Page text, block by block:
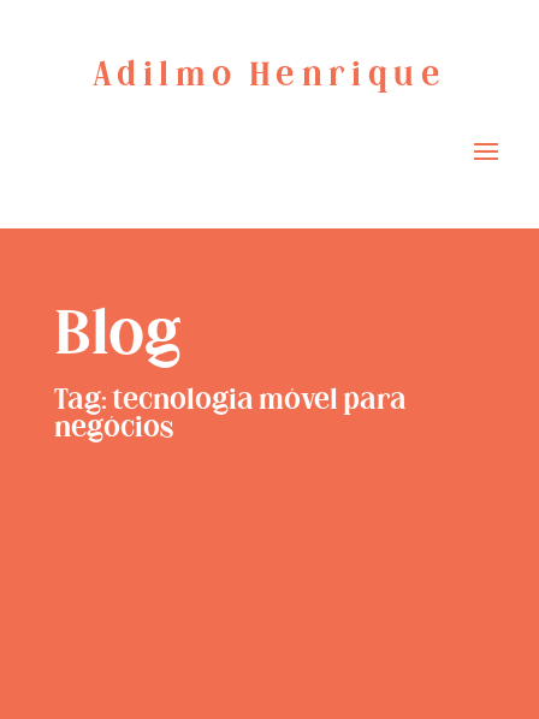
Adilmo Henrique
Blog
Tag: tecnologia móvel para
negócios